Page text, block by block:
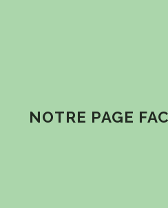
NOTRE PAGE